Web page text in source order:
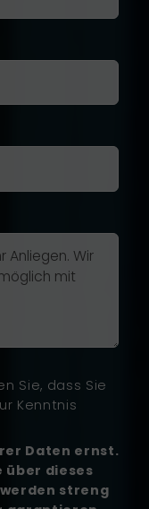
Sie, dass Sie
Kenntnis
Daten ernst.
über dieses
streng